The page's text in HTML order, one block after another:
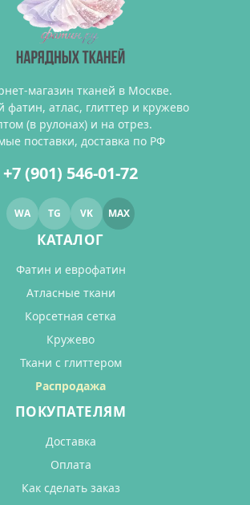
магазин тканей в Москве.
фатин, атлас, глиттер и кружево
(в рулонах) и на отрез.
поставки, доставка по РФ
+7 (901) 546-01-72
WA TG VK MAX
КАТАЛОГ
Фатин и еврофатин
Атласные ткани
Корсетная сетка
Кружево
Ткани с глиттером
Распродажа
ПОКУПАТЕЛЯМ
Доставка
Оплата
Как сделать заказ